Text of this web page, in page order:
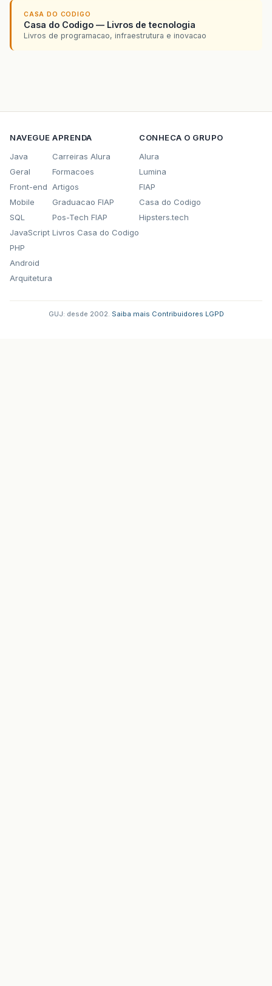
CASA DO CODIGO
Casa do Codigo — Livros de tecnologia
Livros de programacao, infraestrutura e inovacao
NAVEGUE
Java
Geral
Front-end
Mobile
SQL
JavaScript
PHP
Android
Arquitetura
APRENDA
Carreiras Alura
Formacoes
Artigos
Graduacao FIAP
Pos-Tech FIAP
Livros Casa do Codigo
CONHECA O GRUPO
Alura
Lumina
FIAP
Casa do Codigo
Hipsters.tech
GUJ: desde 2002. Saiba mais Contribuidores LGPD